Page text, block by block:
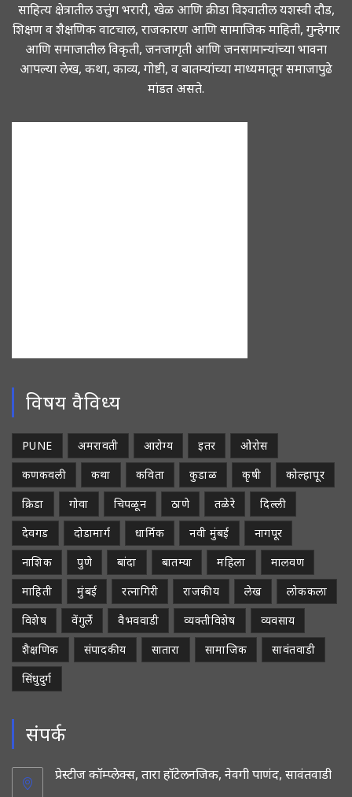
साहित्य क्षेत्रातील उत्तुंग भरारी, खेळ आणि क्रीडा विश्वातील यशस्वी दौड,
शिक्षण व शैक्षणिक वाटचाल, राजकारण आणि सामाजिक माहिती, गुन्हेगार
आणि समाजातील विकृती, जनजागृती आणि जनसामान्यांच्या भावना
आपल्या लेख, कथा, काव्य, गोष्टी, व बातम्यांच्या माध्यमातून समाजापुढे
मांडत असते.
विषय वैविध्य
PUNE अमरावती आरोग्य इतर
ओरोस
कणकवली
कथा कविता कुडाळ कृषी
कोल्हापूर
क्रिडा
गोवा चिपळून ठाणे तळेरे
दिल्ली
देवगड
दोडामार्ग धार्मिक नवी मुंबई
नागपूर
नाशिक
पुणे बांदा बातम्या महिला
मालवण
माहिती
मुंबई रत्नागिरी राजकीय लेख
लोककला
विशेष
वेंगुर्ले वैभववाडी व्यक्तीविशेष
व्यवसाय
शैक्षणिक
संपादकीय सातारा सामाजिक
सावंतवाडी
सिंधुदुर्ग
संपर्क
प्रेस्टीज कॉम्प्लेक्स, तारा हॉटेलनजिक, नेवगी पाणंद, सावंतवाडी